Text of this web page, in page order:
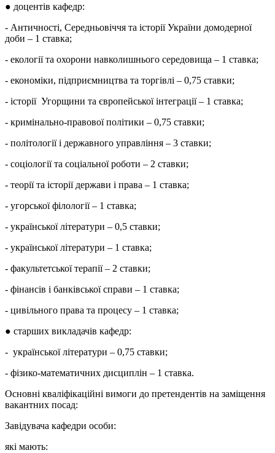
● доцентів кафедр:
- Античності, Середньовіччя та історії України домодерної
доби – 1 ставка;
- екології та охорони навколишнього середовища – 1 ставка;
- економіки, підприємництва та торгівлі – 0,75 ставки;
- історії Угорщини та європейської інтеграції – 1 ставка;
- кримінально-правової політики – 0,75 ставки;
- політології і державного управління – 3 ставки;
- соціології та соціальної роботи – 2 ставки;
- теорії та історії держави і права – 1 ставка;
- угорської філології – 1 ставка;
- української літератури – 0,5 ставки;
- української літератури – 1 ставка;
- факультетської терапії – 2 ставки;
- фінансів і банківської справи – 1 ставка;
- цивільного права та процесу – 1 ставка;
● старших викладачів кафедр:
- української літератури – 0,75 ставки;
- фізико-математичних дисциплін – 1 ставка.
Основні кваліфікаційні вимоги до претендентів на заміщення
вакантних посад:
Завідувача кафедри особи:
які мають: